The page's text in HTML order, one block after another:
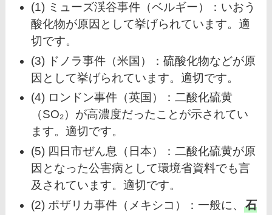
(1) ミューズ渓谷事件（ベルギー）：いおう
酸化物が原因として挙げられています。適
切です。
(3) ドノラ事件（米国）：硫酸化物などが原
因として挙げられています。適切です。
(4) ロンドン事件（英国）：二酸化硫黄
（SO₂）が高濃度だったことが示されてい
ます。適切です。
(5) 四日市ぜん息（日本）：二酸化硫黄が原
因となった公害病として環境省資料でも言
及されています。適切です。
(2) ポザリカ事件（メキシコ）：一般に、 石